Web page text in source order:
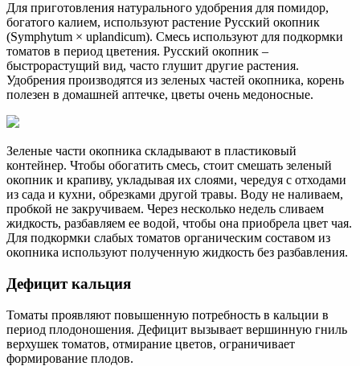
Для приготовления натурального удобрения для помидор,
богатого калием, используют растение Русский окопник
(Symphytum × uplandicum). Смесь используют для подкормки
томатов в период цветения. Русский окопник –
быстрорастущий вид, часто глушит другие растения.
Удобрения производятся из зеленых частей окопника, корень
полезен в домашней аптечке, цветы очень медоносные.
Зеленые части окопника складывают в пластиковый
контейнер. Чтобы обогатить смесь, стоит смешать зеленый
окопник и крапиву, укладывая их слоями, чередуя с отходами
из сада и кухни, обрезками другой травы. Воду не наливаем,
пробкой не закручиваем. Через несколько недель сливаем
жидкость, разбавляем ее водой, чтобы она приобрела цвет чая.
Для подкормки слабых томатов органическим составом из
окопника используют полученную жидкость без разбавления.
Дефицит кальция
Томаты проявляют повышенную потребность в кальции в
период плодоношения. Дефицит вызывает вершинную гниль
верхушек томатов, отмирание цветов, ограничивает
формирование плодов.